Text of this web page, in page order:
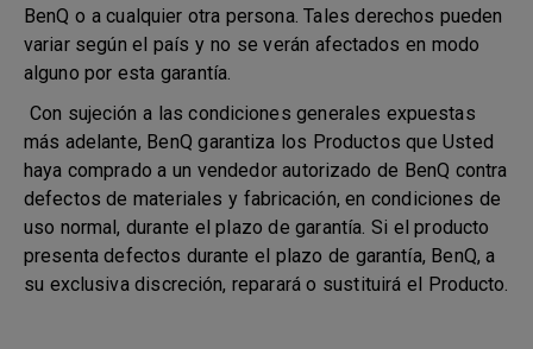
BenQ o a cualquier otra persona. Tales derechos pueden
variar según el país y no se verán afectados en modo
alguno por esta garantía.
Con sujeción a las condiciones generales expuestas
más adelante, BenQ garantiza los Productos que Usted
haya comprado a un vendedor autorizado de BenQ contra
defectos de materiales y fabricación, en condiciones de
uso normal, durante el plazo de garantía. Si el producto
presenta defectos durante el plazo de garantía, BenQ, a
su exclusiva discreción, reparará o sustituirá el Producto.